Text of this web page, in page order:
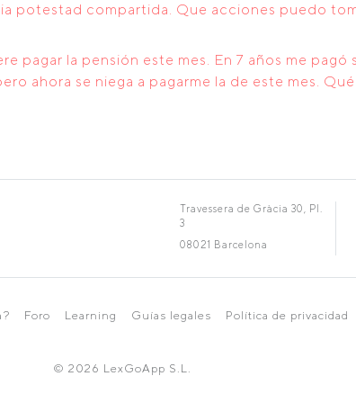
potestad compartida. Que acciones puedo
pagar la pensión este mes. En 7 años me
ahora se niega a pagarme la de este mes.
Travessera de Gràcia 30, Pl.
3
08021 Barcelona
Foro Learning Guías legales Política de privacidad
© 2026 LexGoApp S.L.